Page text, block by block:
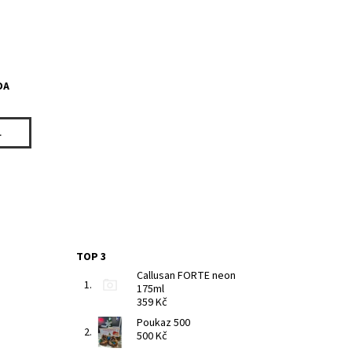
TOP 3
Callusan FORTE neon
175ml
359 Kč
Poukaz 500
500 Kč